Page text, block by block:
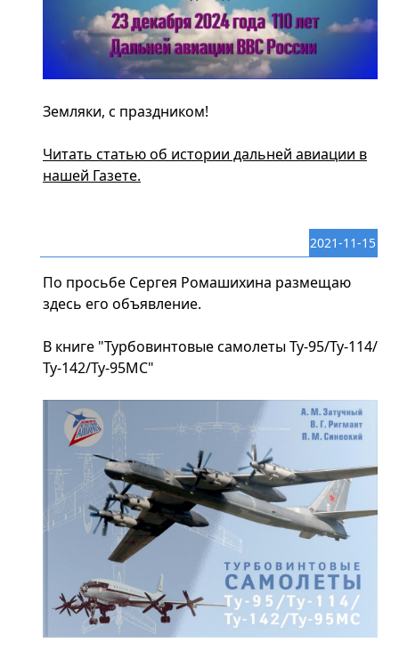
Земляки, с праздником!
Читать статью об истории дальней авиации в
нашей Газете.
2021-11-15
По просьбе Сергея Ромашихина размещаю
здесь его объявление.
В книге "Турбовинтовые самолеты Ту-95/Ту-114/
Ту-142/Ту-95МС"